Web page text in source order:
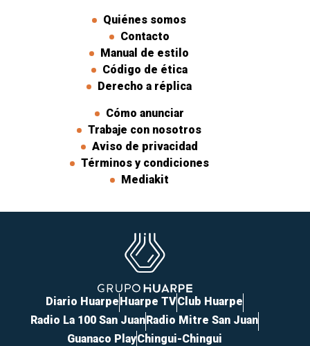
Quiénes somos
Contacto
Manual de estilo
Código de ética
Derecho a réplica
Cómo anunciar
Trabaje con nosotros
Aviso de privacidad
Términos y condiciones
Mediakit
Diario HuarpeHuarpe TVClub Huarpe
Radio La 100 San JuanRadio Mitre San Juan
Guanaco PlayChingui-Chingui